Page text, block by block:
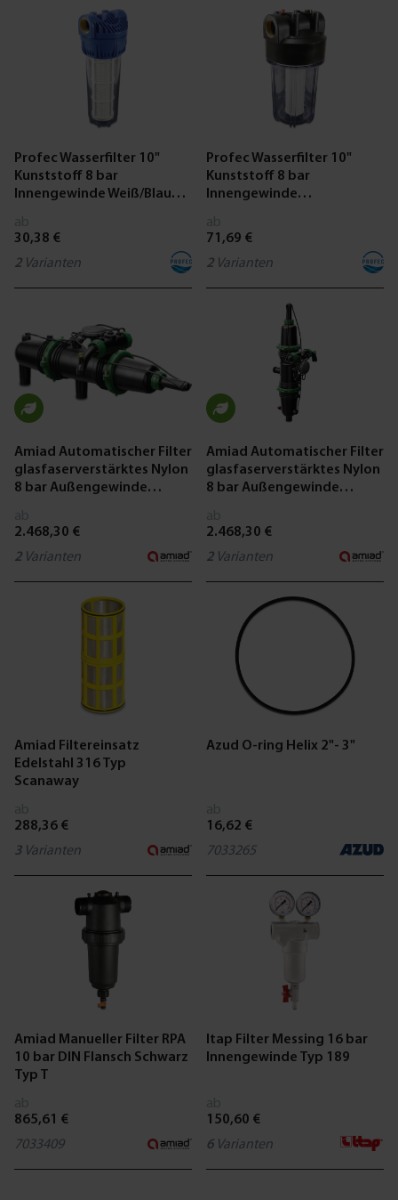
Profec Wasserfilter 10"
Kunststoff 8 bar
Innengewinde Weiß/Blau
Manometeranschluss
30,38 €
2 Varianten
Profec Wasserfilter 10"
Kunststoff 8 bar
Innengewinde
1/8“ Manometeranschluss
71,69 €
2 Varianten
Amiad Automatischer Filter
glasfaserverstärktes Nylon
8 bar Außengewinde
Sigma On-line
2.468,30 €
2 Varianten
Amiad Automatischer Filter
glasfaserverstärktes Nylon
8 bar Außengewinde
Sigma Angle
2.468,30 €
2 Varianten
Amiad Filtereinsatz
Edelstahl 316 Typ
Scanaway
288,36 €
3 Varianten
Azud O-ring Helix 2"- 3"
16,62 €
7033265
Amiad Manueller Filter RPA
10 bar DIN Flansch Schwarz
Typ T
865,61 €
7033409
Itap Filter Messing 16 bar
Innengewinde Typ 189
150,60 €
6 Varianten